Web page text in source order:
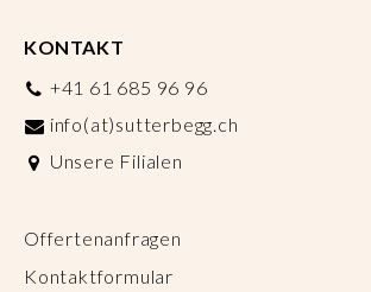
KONTAKT
+41 61 685 96 96
info(at)sutterbegg.ch
Unsere Filialen
Offertenanfragen
Kontaktformular